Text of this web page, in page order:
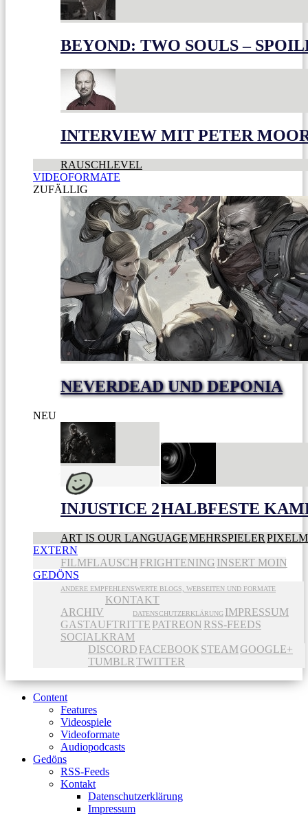
BEYOND: TWO SOULS –
INTERVIEW MIT PETER
RAUSCHLEVEL
VIDEOFORMATE
ZUFÄLLIG
NEVERDEAD UND DEPONIA
NEU
INJUSTICE 2HALBFESTE
ART IS OUR LANGUAGEMEHRSPIELER
EXTERN
FILMFLAUSCH FRIGHTENING INSERT MOIN
GEDÖNS
ANDERE EMPFEHLENSWERTE BLOGS, WEBSEITEN UND FORMATE
ARCHIV
KONTAKT
DATENSCHUTZERKLÄRUNG IMPRESSUM
GASTAUFTRITTE PATREON RSS-FEEDS
SOCIALKRAM
DISCORD FACEBOOK STEAMGOOGLE+
TUMBLR TWITTER
Content
Features
Videospiele
Videoformate
Audiopodcasts
Gedöns
RSS-Feeds
Kontakt
Datenschutzerklärung
Impressum